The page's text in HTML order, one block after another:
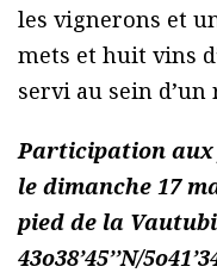
les vignerons et
mets et huit vins
servi au sein
Participation aux
le dimanche 17
pied de la
43o38’45’’N/